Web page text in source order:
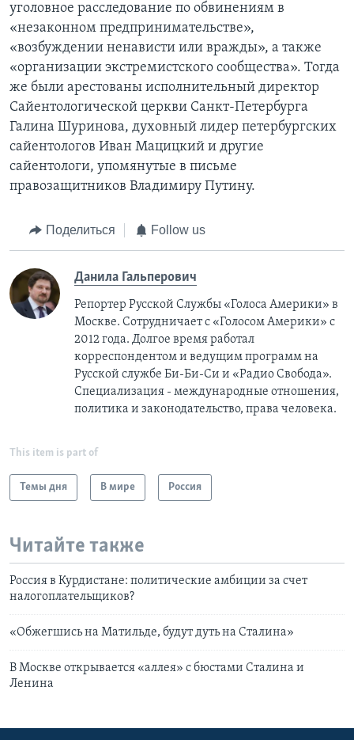
уголовное расследование по обвинениям в
«незаконном предпринимательстве»,
«возбуждении ненависти или вражды», а также
«организации экстремистского сообщества». Тогда
же были арестованы исполнительный директор
Сайентологической церкви Санкт-Петербурга
Галина Шуринова, духовный лидер петербургских
сайентологов Иван Мацицкий и другие
сайентологи, упомянутые в письме
правозащитников Владимиру Путину.
Поделиться Follow us
Данила Гальперович
Репортер Русской Службы «Голоса Америки» в
Москве. Сотрудничает с «Голосом Америки» с
2012 года. Долгое время работал
корреспондентом и ведущим программ на
Русской службе Би-Би-Си и «Радио Свобода».
Специализация - международные отношения,
политика и законодательство, права человека.
This item is part of
Темы дня В мире Россия
Читайте также
Россия в Курдистане: политические амбиции за счет
налогоплательщиков?
«Обжегшись на Матильде, будут дуть на Сталина»
В Москве открывается «аллея» с бюстами Сталина и
Ленина